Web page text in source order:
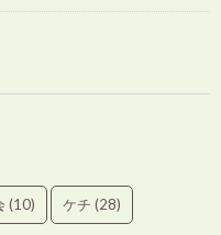
(10) ケチ (28)